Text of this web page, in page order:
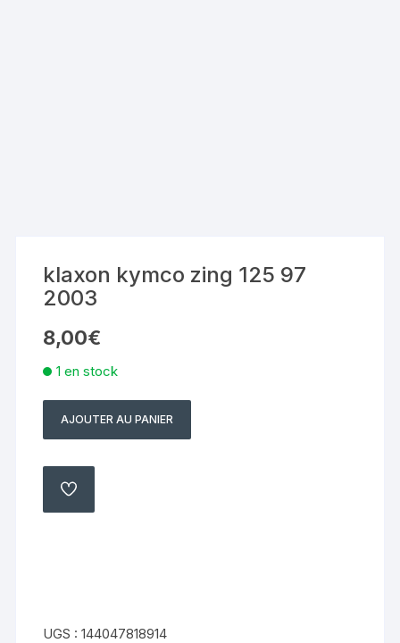
klaxon kymco zing 125 97
2003
8,00€
1 en stock
quantité
klaxon
kymco
zing
AJOUTER AU PANIER
AJOUTER
UGS :144047818914